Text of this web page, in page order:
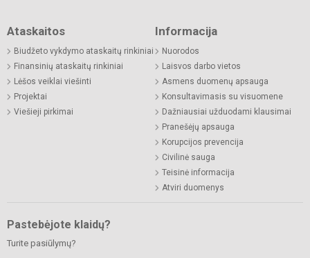
Ataskaitos
Biudžeto vykdymo ataskaitų rinkiniai
Finansinių ataskaitų rinkiniai
Lėšos veiklai viešinti
Projektai
Viešieji pirkimai
Informacija
Nuorodos
Laisvos darbo vietos
Asmens duomenų apsauga
Konsultavimasis su visuomene
Dažniausiai užduodami klausimai
Pranešėjų apsauga
Korupcijos prevencija
Civilinė sauga
Teisinė informacija
Atviri duomenys
Pastebėjote klaidų?
Turite pasiūlymų?